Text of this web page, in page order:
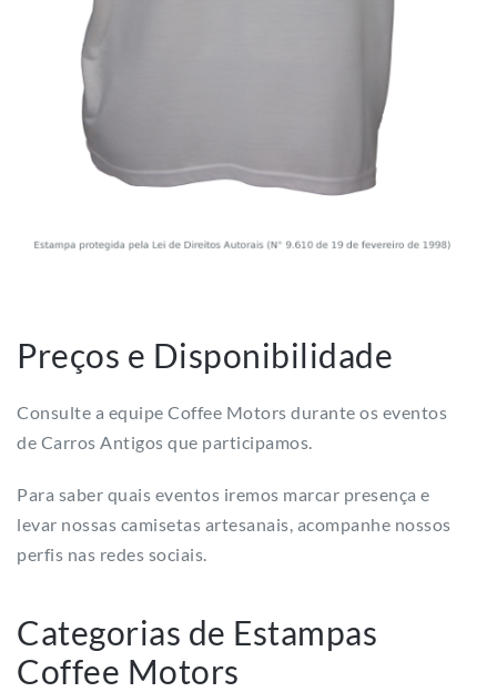
Preços e Disponibilidade
Consulte a equipe Coffee Motors durante os eventos
de Carros Antigos que participamos.
Para saber quais eventos iremos marcar presença e
levar nossas camisetas artesanais, acompanhe nossos
perfis nas redes sociais.
Categorias de Estampas
Coffee Motors